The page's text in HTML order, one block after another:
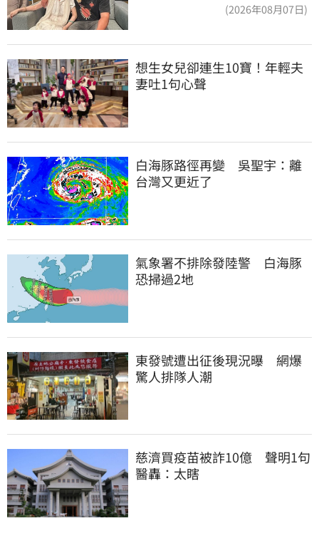
(2026年08月07日)
想生女兒卻連生10寶！年輕夫
妻吐1句心聲
白海豚路徑再變　吳聖宇：離
台灣又更近了
氣象署不排除發陸警　白海豚
恐掃過2地
東發號遭出征後現況曝　網爆
驚人排隊人潮
慈濟買疫苗被詐10億　聲明1句
醫轟：太瞎